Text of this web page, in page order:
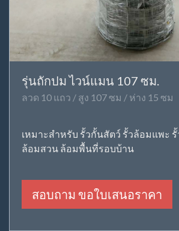
รุ่นถักปม ไวน์แมน 107 ซม.
ลวด 10 แถว / สูง 107 ซม / ห่าง 15 ซม
เหมาะสำหรับ รั้วกั้นสัตว์ รั้วล้อมแพะ
ล้อมสวน ล้อมพื้นที่รอบบ้าน
สอบถาม ขอใบเสนอราคา